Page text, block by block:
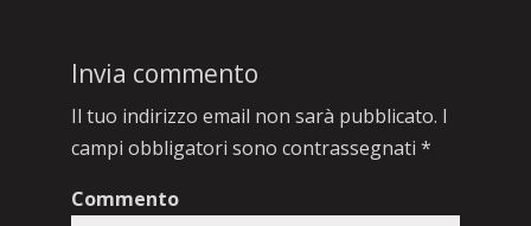
Invia commento
Il tuo indirizzo email non sarà pubblicato. I
campi obbligatori sono contrassegnati *
Commento